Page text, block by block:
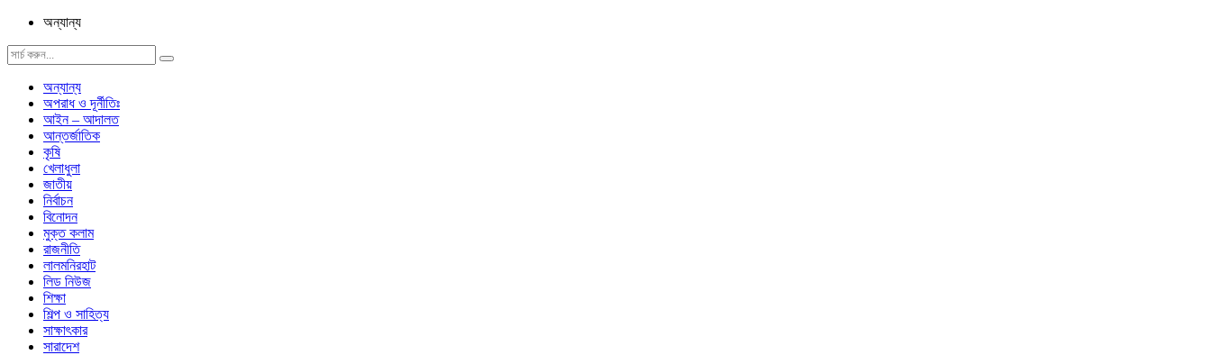
অন্যান্য
অন্যান্য
অপরাধ ও দূর্নীতিঃ
আইন – আদালত
আন্তর্জাতিক
কৃষি
খেলাধুলা
জাতীয়
নির্বাচন
বিনোদন
মুক্ত কলাম
রাজনীতি
লালমনিরহাট
লিড নিউজ
শিক্ষা
শিল্প ও সাহিত্য
সাক্ষাৎকার
সারাদেশ